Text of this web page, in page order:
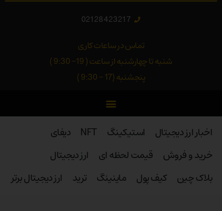
02128423217
تماس در ساعات کاری
شنبه تا چهارشنبه از ساعت ( 19- 9:30 )
پنجشنبه (17 - 9:30 )
اخبار ارز دیجیتال استیکینگ NFT
دیفای
خرید و فروش
قیمت لحظه ای
ارز دیجیتال
بلاک‌ چین
کیف پول ماینینگ ترید ارز دیجیتال برتر